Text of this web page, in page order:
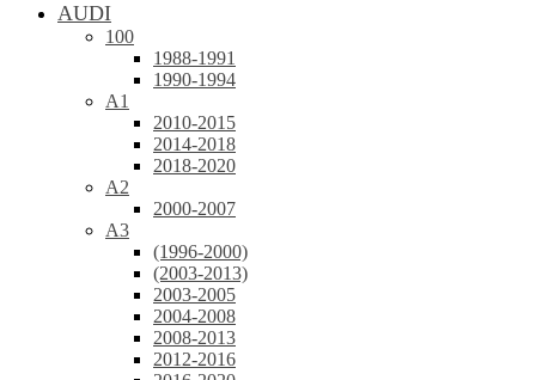
AUDI
100
1988-1991
1990-1994
A1
2010-2015
2014-2018
2018-2020
A2
2000-2007
A3
(1996-2000)
(2003-2013)
2003-2005
2004-2008
2008-2013
2012-2016